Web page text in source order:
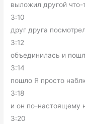
выложил другой
3:10
друг друга
3:12
объединилась и
3:14
пошло Я просто
3:18
и он по-настоящему
3:20